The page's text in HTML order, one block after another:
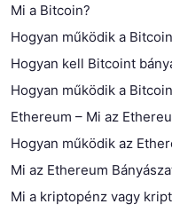
Mi a Bitcoin?
Hogyan működik a
Hogyan kell Bitcoint
Hogyan működik a
Ethereum – Mi az
Hogyan működik az
Mi az Ethereum
Mi a kriptopénz vagy